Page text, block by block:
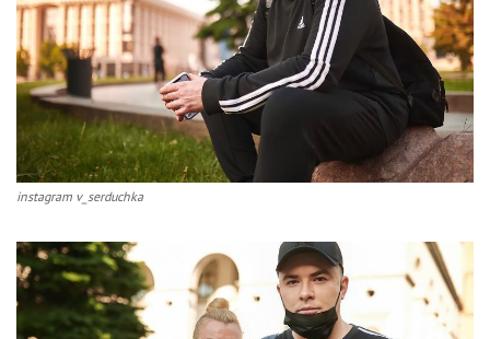
instagram v_serduchka